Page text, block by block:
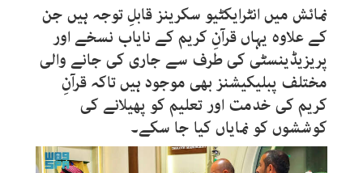
نمائش میں انٹرایکٹیو سکرینز قابلِ توجہ ہیں جن
کے علاوہ یہاں قرآنِ کریم کے نایاب نسخے اور
پریزیڈینسٹی کی طرف سے جاری کی جانے والی
مختلف پبلیکیشنز بھی موجود ہیں تاکہ قرآنِ
کریم کی خدمت اور تعلیم کو پھیلانے کی
کوششوں کو نمایاں کیا جا سکے۔